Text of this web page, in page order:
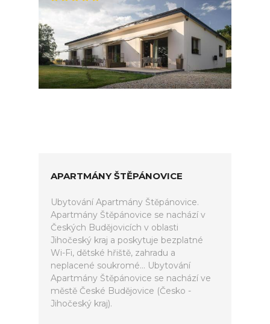
APARTMÁNY ŠTĚPÁNOVICE
Ubytování Apartmány Štěpánovice.
Apartmány Štěpánovice se nachází v
Českých Budějovicích v oblasti
Jihočeský kraj a poskytuje bezplatné
Wi-Fi, dětské hřiště, zahradu a
neplacené soukromé... Ubytování
Apartmány Štěpánovice se nachází ve
městě České Budějovice (Česko -
Jihočeský kraj).